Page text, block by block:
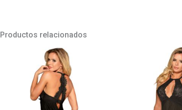
Productos relacionados